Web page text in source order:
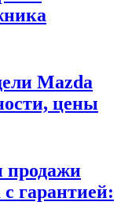
Mazda
цены
продажи
гарантией: